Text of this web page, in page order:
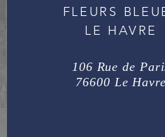
FLEURS
LE HAVRE
106 Rue de
76600 Le Havre